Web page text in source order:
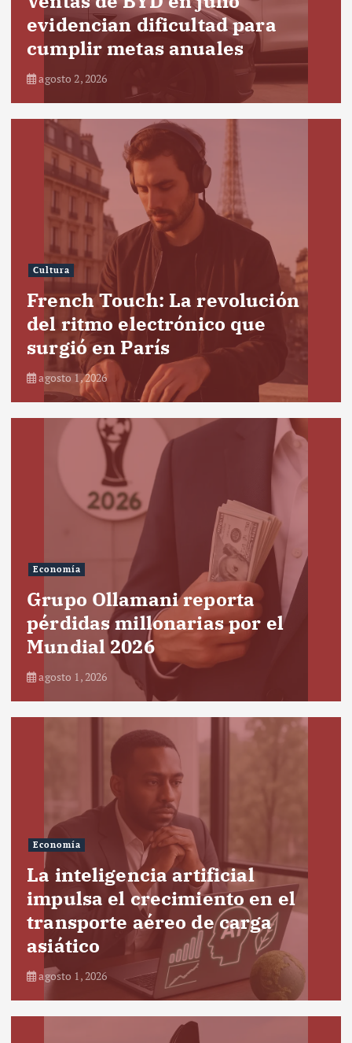
evidencian dificultad para
cumplir metas anuales
agosto 2, 2026
Cultura
French Touch: La revolución
del ritmo electrónico que
surgió en París
agosto 1, 2026
Economía
Grupo Ollamani reporta
pérdidas millonarias por el
Mundial 2026
agosto 1, 2026
Economía
La inteligencia artificial
impulsa el crecimiento en el
transporte aéreo de carga
asiático
agosto 1, 2026